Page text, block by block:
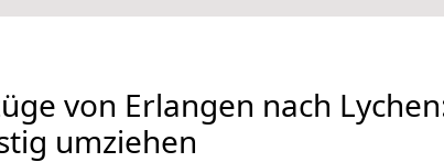
von Erlangen nach
umziehen